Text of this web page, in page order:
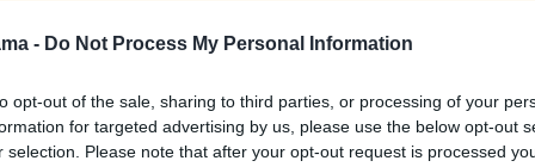
- Do Not Process My Personal Information
opt-out of the sale, sharing to third parties, or processing of your
for targeted advertising by us, please use the below opt-out
selection. Please note that after your opt-out request is processed
rankinio
-
rungtynės. Alba Berlin -
Bamberg Baskets
krepšinio lyga.
Pusfinalis. Antrosios
rungtynės. FC Bayern
08:30Vokietijos BBL
Pusfinalis. Trečiosios
rungtynės. Telekom
Baskets Bonn - FC
Bayern München